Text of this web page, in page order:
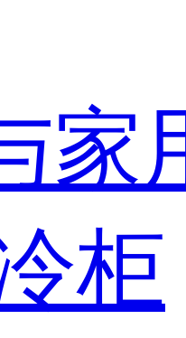
家
柜